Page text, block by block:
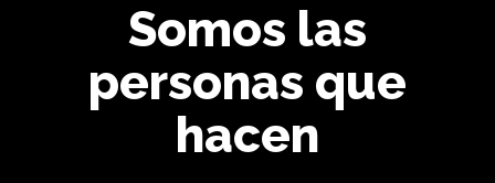
Somos las
personas que
hacen